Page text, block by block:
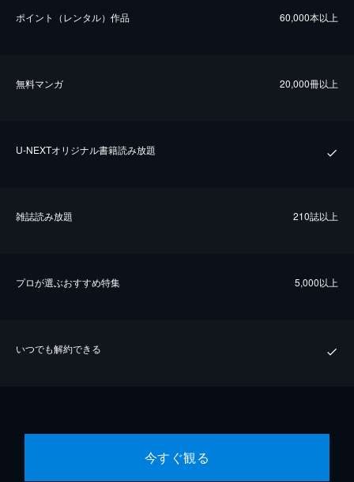
ポイント（レンタル）作品 60,000本以上
無料マンガ 20,000冊以上
U-NEXTオリジナル書籍読み放題
雑誌読み放題 210誌以上
プロが選ぶおすすめ特集 5,000以上
いつでも解約できる
今すぐ観る